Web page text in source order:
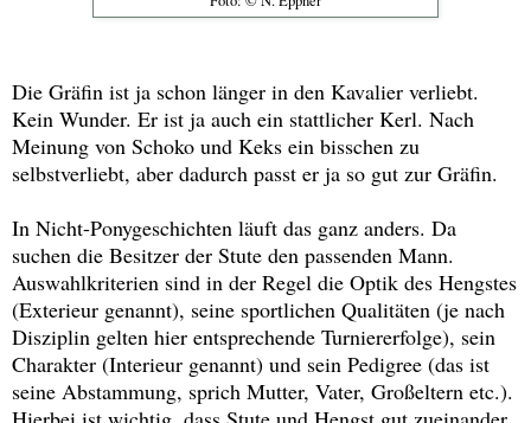
Die Gräfin ist ja schon länger in den Kavalier verliebt.
Kein Wunder. Er ist ja auch ein stattlicher Kerl. Nach
Meinung von Schoko und Keks ein bisschen zu
selbstverliebt, aber dadurch passt er ja so gut zur Gräfin.
In Nicht-Ponygeschichten läuft das ganz anders. Da
suchen die Besitzer der Stute den passenden Mann.
Auswahlkriterien sind in der Regel die Optik des Hengstes
(Exterieur genannt), seine sportlichen Qualitäten (je nach
Disziplin gelten hier entsprechende Turniererfolge), sein
Charakter (Interieur genannt) und sein Pedigree (das ist
seine Abstammung, sprich Mutter, Vater, Großeltern etc.).